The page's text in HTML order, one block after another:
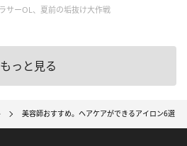
サーOL、夏前の垢抜け大作戦
もっと見る
美容師おすすめ。ヘアケアができるアイロン6選